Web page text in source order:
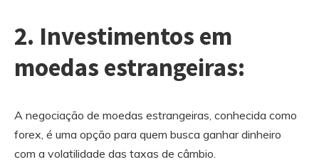
2. Investimentos em
moedas estrangeiras:
A negociação de moedas estrangeiras, conhecida como
forex, é uma opção para quem busca ganhar dinheiro
com a volatilidade das taxas de câmbio.